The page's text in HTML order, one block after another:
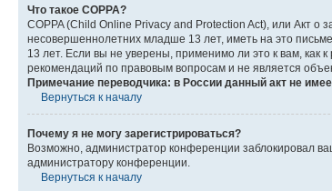
Что такое COPPA?
COPPA (Child Online Privacy and Protection Act), или Акт
несовершеннолетних младше 13 лет, иметь на это
13 лет. Если вы не уверены, применимо ли это к вам, как
рекомендаций по правовым вопросам и не является
Примечание переводчика: в России данный акт не
Вернуться к началу
Почему я не могу зарегистрироваться?
Возможно, администратор конференции заблокировал
администратору конференции.
Вернуться к началу